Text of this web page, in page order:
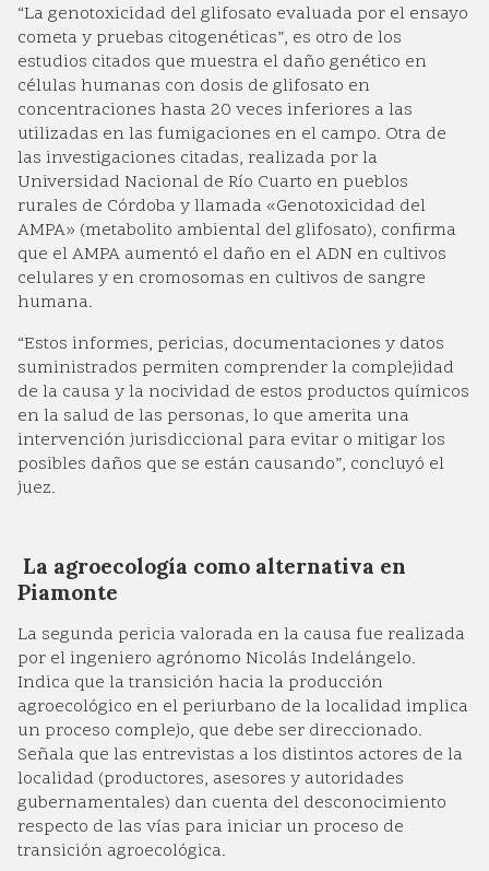
“La genotoxicidad del glifosato evaluada por el ensayo
cometa y pruebas citogenéticas”, es otro de los
estudios citados que muestra el daño genético en
células humanas con dosis de glifosato en
concentraciones hasta 20 veces inferiores a las
utilizadas en las fumigaciones en el campo. Otra de
las investigaciones citadas, realizada por la
Universidad Nacional de Río Cuarto en pueblos
rurales de Córdoba y llamada «Genotoxicidad del
AMPA» (metabolito ambiental del glifosato), confirma
que el AMPA aumentó el daño en el ADN en cultivos
celulares y en cromosomas en cultivos de sangre
humana.
“Estos informes, pericias, documentaciones y datos
suministrados permiten comprender la complejidad
de la causa y la nocividad de estos productos químicos
en la salud de las personas, lo que amerita una
intervención jurisdiccional para evitar o mitigar los
posibles daños que se están causando”, concluyó el
juez.
La agroecología como alternativa en
Piamonte
La segunda pericia valorada en la causa fue realizada
por el ingeniero agrónomo Nicolás Indelángelo.
Indica que la transición hacia la producción
agroecológico en el periurbano de la localidad implica
un proceso complejo, que debe ser direccionado.
Señala que las entrevistas a los distintos actores de la
localidad (productores, asesores y autoridades
gubernamentales) dan cuenta del desconocimiento
respecto de las vías para iniciar un proceso de
transición agroecológica.